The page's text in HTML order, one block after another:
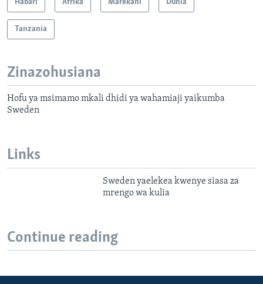
Habari Afrika Marekani Dunia
Tanzania
Zinazohusiana
Hofu ya msimamo mkali dhidi ya wahamiaji yaikumba
Sweden
Links
Sweden yaelekea kwenye siasa za
mrengo wa kulia
Continue reading